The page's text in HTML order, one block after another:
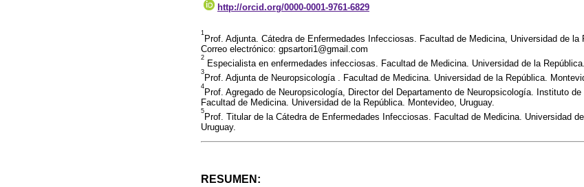
http://orcid.org/0000-0001-9761-6829
1
Prof. Adjunta. Cátedra de Enfermedades Infecciosas. Facultad de Medicina, Universidad de la
Correo electrónico: gpsartori1@gmail.com
2
Especialista en enfermedades infecciosas. Facultad de Medicina. Universidad de la
3
Prof. Adjunta de Neuropsicología . Facultad de Medicina. Universidad de la República.
4
Prof. Agregado de Neuropsicología, Director del Departamento de Neuropsicología. Instituto
Facultad de Medicina. Universidad de la República. Montevideo, Uruguay.
5
Prof. Titular de la Cátedra de Enfermedades Infecciosas. Facultad de Medicina. Universidad
Uruguay.
RESUMEN: